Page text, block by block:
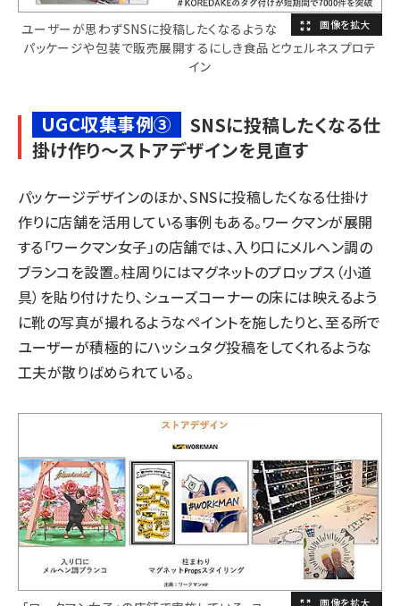
ユーザーが思わずSNSに投稿したくなるような
パッケージや包装で販売展開するにしき食品とウェルネスプロテ
イン
UGC収集事例③
SNSに投稿したくなる仕
掛け作り～ストアデザインを見直す
パッケージデザインのほか、SNSに投稿したくなる仕掛け
作りに店舗を活用している事例もある。ワークマンが展開
する「ワークマン女子」の店舗では、入り口にメルヘン調の
ブランコを設置。柱周りにはマグネットのプロップス（小道
具）を貼り付けたり、シューズコーナーの床には映えるよう
に靴の写真が撮れるようなペイントを施したりと、至る所で
ユーザーが積極的にハッシュタグ投稿をしてくれるような
工夫が散りばめられている。